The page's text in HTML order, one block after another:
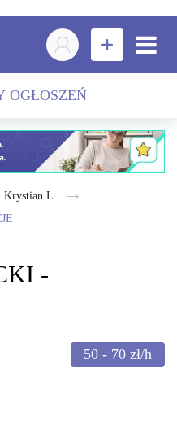
OGŁOSZEŃ
Krystian L.
-
50 - 70 zł/h